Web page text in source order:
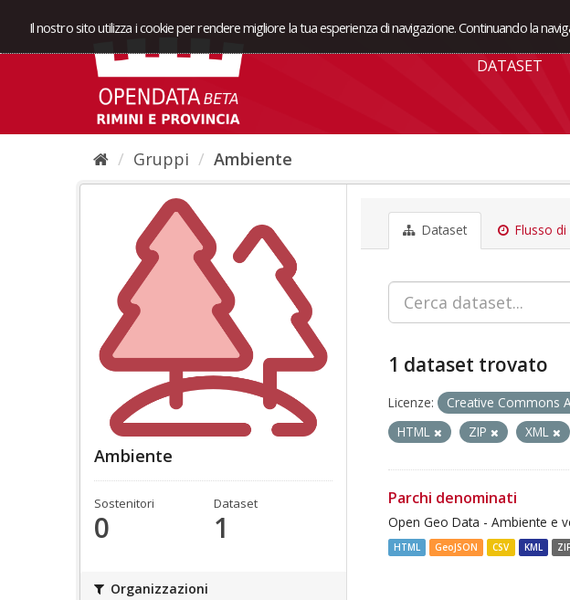
Il nostro sito utilizza i cookie per rendere migliore la tua esperienza di navigazione. Continuando la
DATASET
Gruppi Ambiente
Ambiente
Sostenitori
0
Dataset
1
Organizzazioni
Dataset Flusso di
1 dataset trovato
Licenze: Creative Commons
HTML
ZIP XML
Parchi denominati
Open Geo Data - Ambiente e
HTML GeoJSON CSV KML